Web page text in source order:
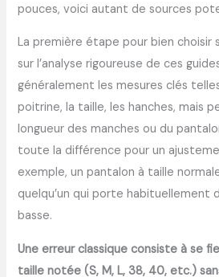
pouces, voici autant de sources
La première étape pour bien choisir
sur l’analyse rigoureuse de ces
généralement les mesures clés
poitrine, la taille, les hanches, mais
longueur des manches ou du
toute la différence pour un
exemple, un pantalon à taille
quelqu’un qui porte habituellement
basse.
Une erreur classique consiste à se
taille notée (S, M, L, 38, 40, etc.)